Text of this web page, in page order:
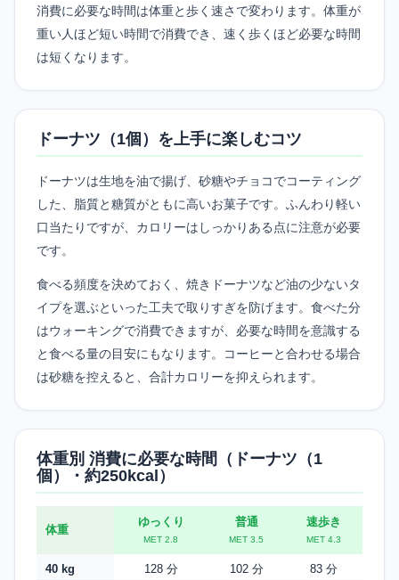
消費に必要な時間は体重と歩く速さで変わります。体重が
重い人ほど短い時間で消費でき、速く歩くほど必要な時間
は短くなります。
ドーナツ（1個）を上手に楽しむコツ
ドーナツは生地を油で揚げ、砂糖やチョコでコーティング
した、脂質と糖質がともに高いお菓子です。ふんわり軽い
口当たりですが、カロリーはしっかりある点に注意が必要
です。
食べる頻度を決めておく、焼きドーナツなど油の少ないタ
イプを選ぶといった工夫で取りすぎを防げます。食べた分
はウォーキングで消費できますが、必要な時間を意識する
と食べる量の目安にもなります。コーヒーと合わせる場合
は砂糖を控えると、合計カロリーを抑えられます。
体重別 消費に必要な時間（ドーナツ（1
個）・約250kcal）
体重
ゆっくり
MET 2.8
普通
MET 3.5
速歩き
MET 4.3
40 kg 128 分 102 分 83 分